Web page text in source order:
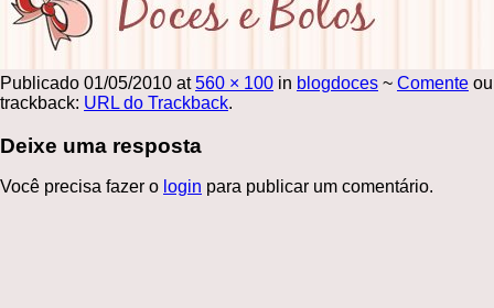
Publicado 01/05/2010 at560 × 100 in blogdoces ~ Comente
trackback: URL do Trackback.
Deixe uma resposta
Você precisa fazer o login para publicar um comentário.